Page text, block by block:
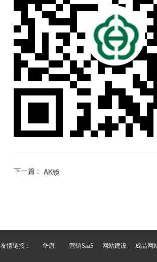
下一篇 : AK镜
友情链接： 华唐 营销SaaS 网站建设 成品网